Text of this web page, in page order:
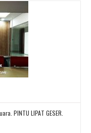
PINTU LIPAT GESER.